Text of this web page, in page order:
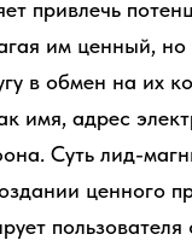
привлечь
им ценный,
в обмен на их
имя, адрес
Суть лид-
ценного